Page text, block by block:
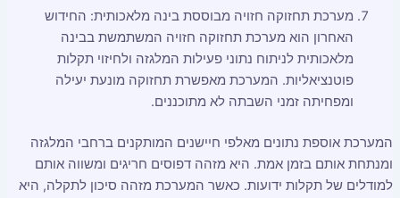
מערכת תחזוקה חזויה מבוססת בינה מלאכותית: החידוש
האחרון הוא מערכת תחזוקה חזויה המשתמשת בבינה
מלאכותית לניתוח נתוני פעילות המלגזה ולחיזוי תקלות
פוטנציאליות. המערכת מאפשרת תחזוקה מונעת יעילה
ומפחיתה זמני השבתה לא מתוכננים.
המערכת אוספת נתונים מאלפי חיישנים המותקנים ברחבי המלגזה
ומנתחת אותם בזמן אמת. היא מזהה דפוסים חריגים ומשווה אותם
למודלים של תקלות ידועות. כאשר המערכת מזהה סיכון לתקלה, היא